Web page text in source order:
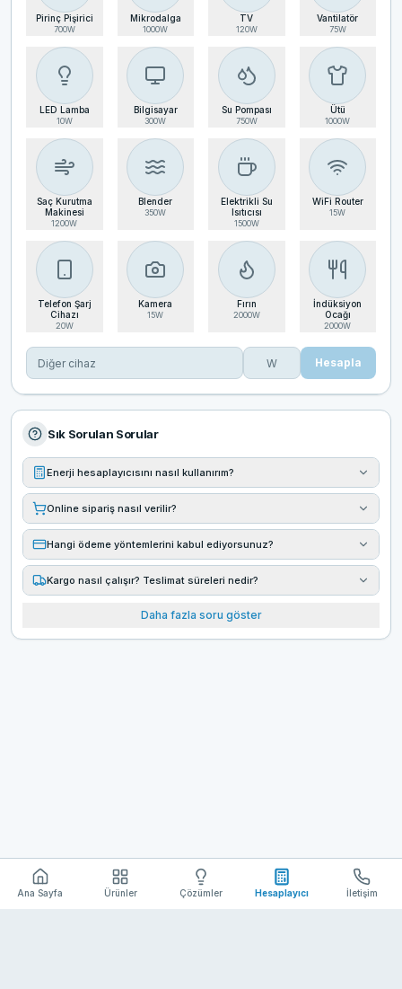
Pirinç Pişirici
700W
Mikrodalga
1000W
TV
120W
Vantilatör
75W
LED Lamba
10W
Bilgisayar
300W
Su Pompası
750W
Ütü
1000W
Saç Kurutma
Makinesi
1200W
Blender
350W
Elektrikli Su
Isıtıcısı
1500W
WiFi Router
15W
Telefon Şarj
Cihazı
20W
Kamera
15W
Fırın
2000W
İndüksiyon
Ocağı
2000W
Hesapla
Sık Sorulan Sorular
Enerji hesaplayıcısını nasıl kullanırım?
Online sipariş nasıl verilir?
Hangi ödeme yöntemlerini kabul ediyorsunuz?
Kargo nasıl çalışır? Teslimat süreleri nedir?
Daha fazla soru göster
Ana Sayfa Ürünler Çözümler Hesaplayıcı İletişim